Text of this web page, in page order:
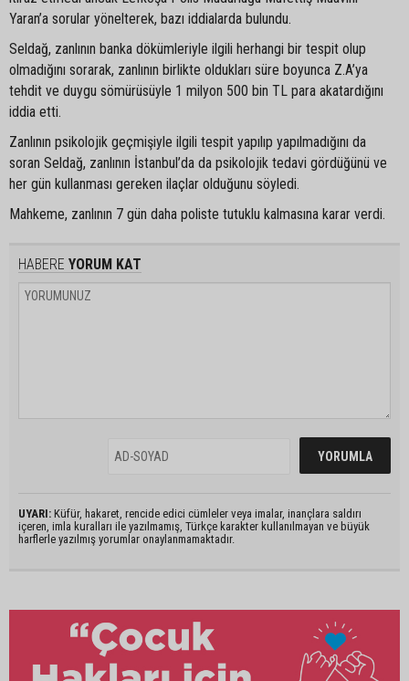
Yaran’a sorular yönelterek, bazı iddialarda bulundu.
Seldağ, zanlının banka dökümleriyle ilgili herhangi bir tespit olup
olmadığını sorarak, zanlının birlikte oldukları süre boyunca Z.A’ya
tehdit ve duygu sömürüsüyle 1 milyon 500 bin TL para akatardığını
iddia etti.
Zanlının psikolojik geçmişiyle ilgili tespit yapılıp yapılmadığını da
soran Seldağ, zanlının İstanbul’da da psikolojik tedavi gördüğünü ve
her gün kullanması gereken ilaçlar olduğunu söyledi.
Mahkeme, zanlının 7 gün daha poliste tutuklu kalmasına karar verdi.
HABERE YORUM KAT
UYARI: Küfür, hakaret, rencide edici cümleler veya imalar, inançlara saldırı
içeren, imla kuralları ile yazılmamış, Türkçe karakter kullanılmayan ve büyük
harflerle yazılmış yorumlar onaylanmamaktadır.